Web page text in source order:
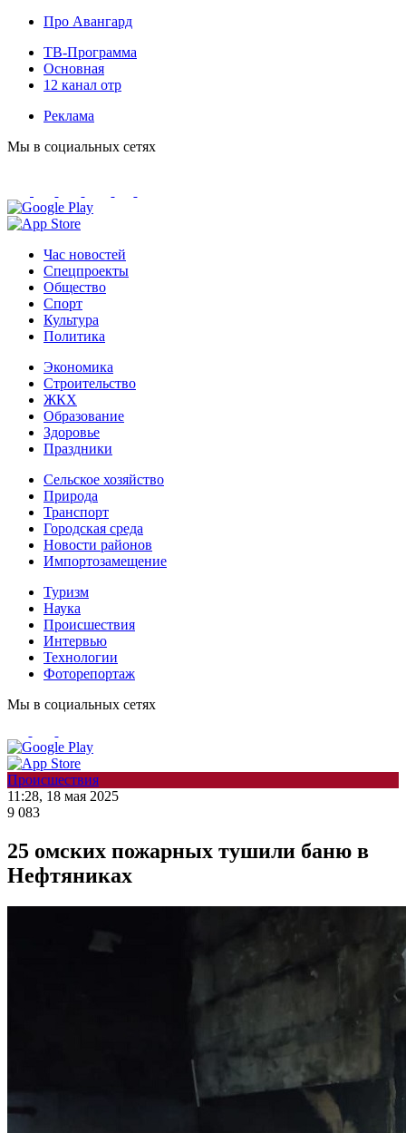
Про Авангард
ТВ-Программа
Основная
12 канал отр
Реклама
Мы в социальных сетях
Час новостей
Спецпроекты
Общество
Спорт
Культура
Политика
Экономика
Строительство
ЖКХ
Образование
Здоровье
Праздники
Сельское хозяйство
Природа
Транспорт
Городская среда
Новости районов
Импортозамещение
Туризм
Наука
Происшествия
Интервью
Технологии
Фоторепортаж
Мы в социальных сетях
Происшествия
11:28, 18 мая 2025
9 083
25 омских пожарных тушили баню в
Нефтяниках